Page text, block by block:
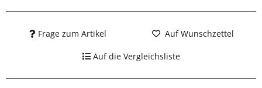
Frage zum Artikel Auf Wunschzettel
Auf die Vergleichsliste